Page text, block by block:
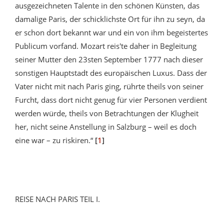
ausgezeichneten Talente in den schönen Künsten, das
damalige Paris, der schicklichste Ort für ihn zu seyn, da
er schon dort bekannt war und ein von ihm begeistertes
Publicum vorfand. Mozart reis'te daher in Begleitung
seiner Mutter den 23sten September 1777 nach dieser
sonstigen Hauptstadt des europäischen Luxus. Dass der
Vater nicht mit nach Paris ging, rührte theils von seiner
Furcht, dass dort nicht genug für vier Personen verdient
werden würde, theils von Betrachtungen der Klugheit
her, nicht seine Anstellung in Salzburg – weil es doch
eine war – zu riskiren.“ [1]
REISE NACH PARIS TEIL I.